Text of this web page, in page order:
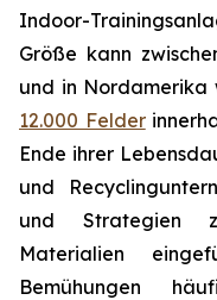
Indoor-
Größe kann
und in Nordamerika
12.000 Felder
Ende ihrer
und
und Strategien
Materialien
Bemühungen